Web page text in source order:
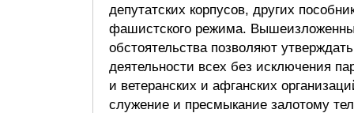
депутатских корпусов, других
фашистского режима.
обстоятельства позволяют
деятельности всех без исключения
и ветеранских и афганских
служение и пресмыкание залотому